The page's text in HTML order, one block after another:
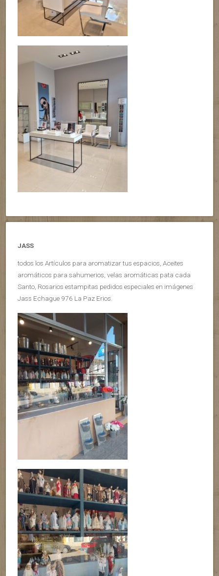
JASS
todos los Artículos para aromatizar tus espacios, Aceites
aromáticos para sahumerios, velas aromáticas pata cada
Santo, Rosarios estampitas pedidos especiales en imágenes
Jass Echague 976 La Paz Erios.